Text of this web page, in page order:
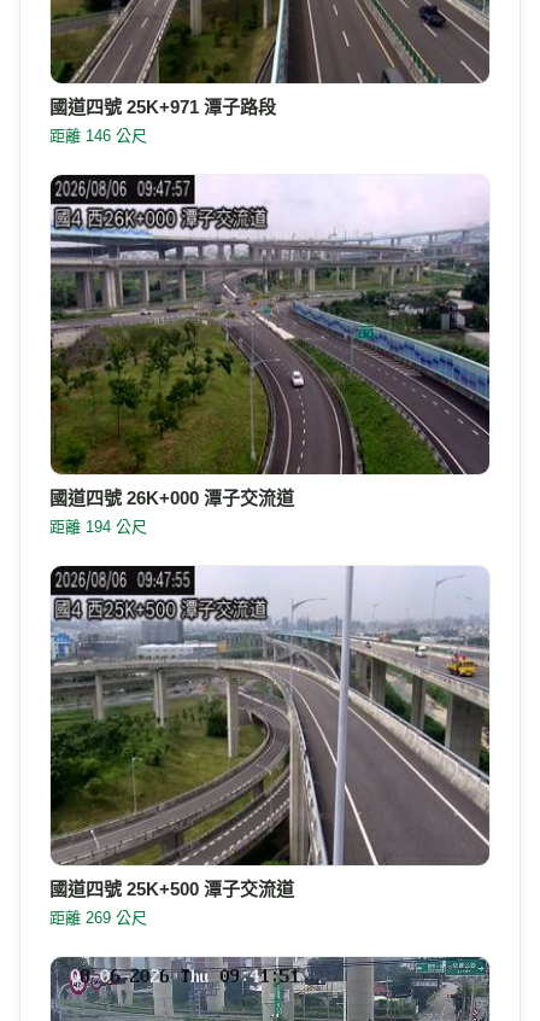
國道四號 25K+971 潭子路段
距離 146 公尺
國道四號 26K+000 潭子交流道
距離 194 公尺
國道四號 25K+500 潭子交流道
距離 269 公尺